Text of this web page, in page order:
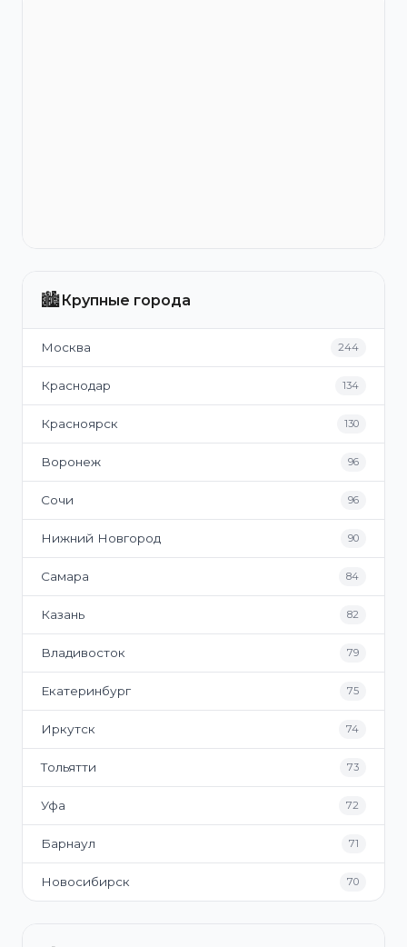
🏙️Крупные города
Москва 244
Краснодар 134
Красноярск 130
Воронеж 96
Сочи 96
Нижний Новгород 90
Самара 84
Казань 82
Владивосток 79
Екатеринбург 75
Иркутск 74
Тольятти 73
Уфа 72
Барнаул 71
Новосибирск 70